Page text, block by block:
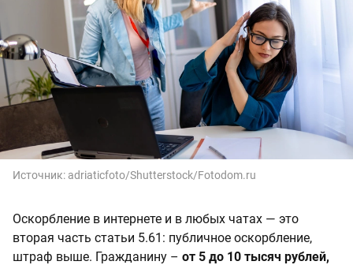
Источник: adriaticfoto/Shutterstock/Fotodom.ru
Оскорбление в интернете и в любых чатах — это
вторая часть статьи 5.61: публичное оскорбление,
штраф выше. Гражданину – от 5 до 10 тысяч рублей,